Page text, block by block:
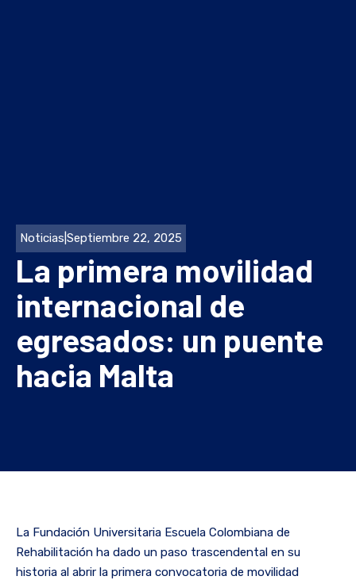
Noticias Septiembre 22, 2025
La primera movilidad
internacional de
egresados: un puente
hacia Malta
La Fundación Universitaria Escuela Colombiana de
Rehabilitación ha dado un paso trascendental en su
historia al abrir la primera convocatoria de movilidad